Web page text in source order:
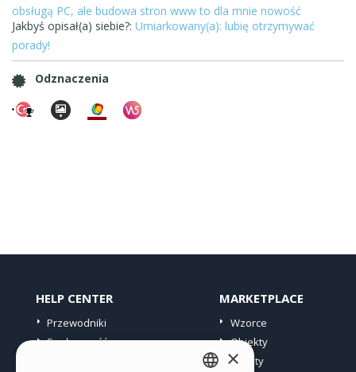
obsługą PC, ale budowa stron www to dla mnie nowość
Jakbyś opisał(a) siebie?: Umiarkowany(a): lubię otrzymywać
porady!
Odznaczenia
HELP CENTER
Przewodniki
Społeczność
MARKETPLACE
Wzorce
Obiekty
Punkty
×